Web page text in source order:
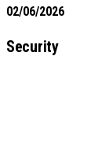
02/06/2026
Security